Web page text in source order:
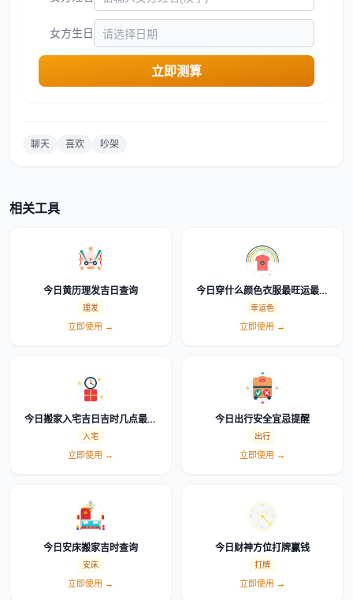
女方生日
立即测算
聊天 喜欢 吵架
相关工具
今日黄历理发吉日查询
理发
立即使用 →
今日穿什么颜色衣服最旺运最吉
利幸运色查询
幸运色
立即使用 →
今日搬家入宅吉日吉时几点最好
怎么选时辰
入宅
立即使用 →
今日出行安全宜忌提醒
出行
立即使用 →
今日安床搬家吉时查询
安床
立即使用 →
今日财神方位打牌赢钱
打牌
立即使用 →